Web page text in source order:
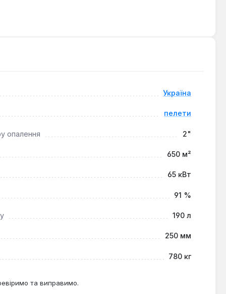
теплопостачання.
Україна
пелети
опалення 2"
650 м²
65 кВт
91 %
190 л
250 мм
780 кг
та виправимо.